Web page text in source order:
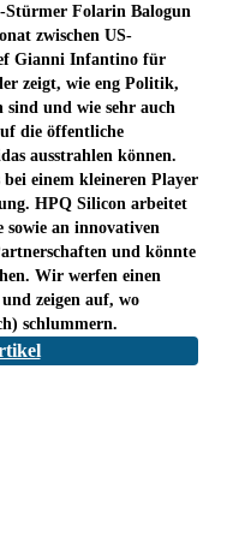
Stürmer Folarin Balogun
zwischen US-
Gianni Infantino für
zeigt, wie eng Politik,
und wie sehr auch
die öffentliche
ausstrahlen können.
einem kleineren Player
HPQ Silicon arbeitet
an innovativen
und könnte
Wir werfen einen
zeigen auf, wo
schlummern.